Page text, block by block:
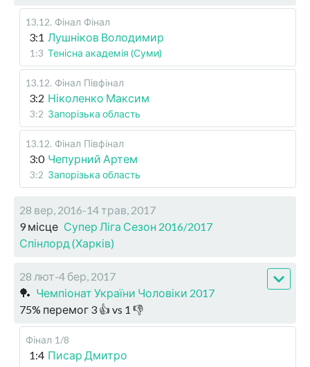
13.12. Фінал Фінал
3:1 Лушніков Володимир
1:3 Тенісна академія (Суми)
13.12. Фінал Півфінал
3:2 Ніколенко Максим
3:2 Запорізька область
13.12. Фінал Півфінал
3:0 Чепурний Артем
3:2 Запорізька область
28 вер, 2016-14 трав, 2017
9 місце Супер Ліга Сезон 2016/2017
Спінлорд (Харків)
28 лют-4 бер, 2017
🏓 Чемпіонат України Чоловіки 2017
75% перемог 3 👍 vs 1 👎
Фінал 1/8
1:4 Писар Дмитро